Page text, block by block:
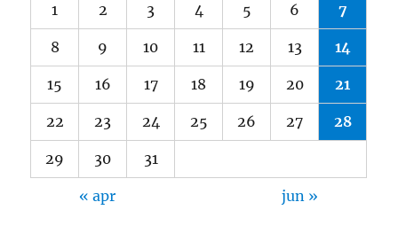
1 2 3 4 5 6 7
8 9 10 11 12 13 14
15 16 17 18 19 20 21
22 23 24 25 26 27 28
29 30 31
« apr jun »